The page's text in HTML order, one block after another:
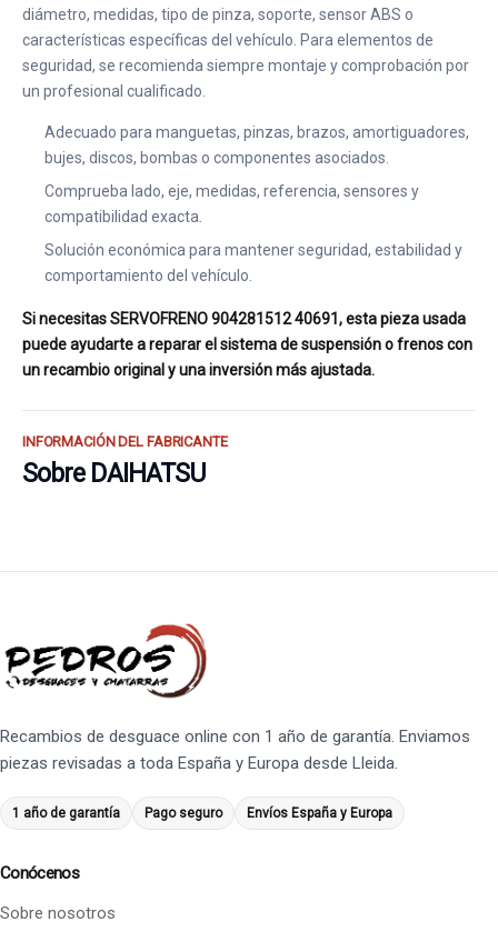
diámetro, medidas, tipo de pinza, soporte, sensor ABS o
características específicas del vehículo. Para elementos de
seguridad, se recomienda siempre montaje y comprobación por
un profesional cualificado.
Adecuado para manguetas, pinzas, brazos, amortiguadores,
bujes, discos, bombas o componentes asociados.
Comprueba lado, eje, medidas, referencia, sensores y
compatibilidad exacta.
Solución económica para mantener seguridad, estabilidad y
comportamiento del vehículo.
Si necesitas SERVOFRENO 904281512 40691, esta pieza usada
puede ayudarte a reparar el sistema de suspensión o frenos con
un recambio original y una inversión más ajustada.
INFORMACIÓN DEL FABRICANTE
Sobre DAIHATSU
Recambios de desguace online con 1 año de garantía. Enviamos
piezas revisadas a toda España y Europa desde Lleida.
1 año de garantía Pago seguro Envíos España y Europa
Conócenos
Sobre nosotros